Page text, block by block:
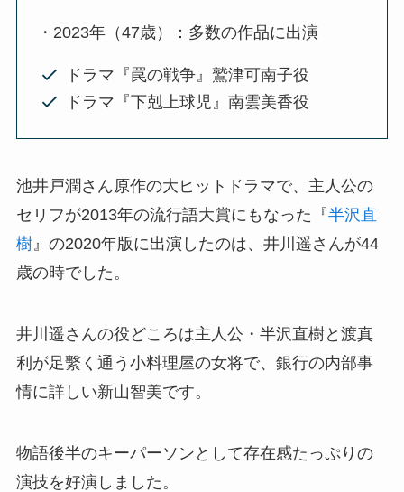
・2023年（47歳）：多数の作品に出演
ドラマ『罠の戦争』鷲津可南子役
ドラマ『下剋上球児』南雲美香役
池井戸潤さん原作の大ヒットドラマで、主人公の
セリフが2013年の流行語大賞にもなった『半沢直
樹』の2020年版に出演したのは、井川遥さんが44
歳の時でした。
井川遥さんの役どころは主人公・半沢直樹と渡真
利が足繫く通う小料理屋の女将で、銀行の内部事
情に詳しい新山智美です。
物語後半のキーパーソンとして存在感たっぷりの
演技を好演しました。